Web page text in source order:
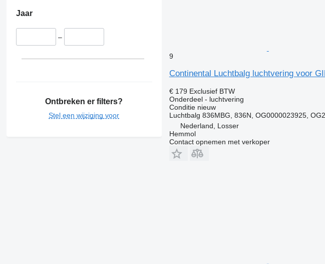
Jaar
–
Ontbreken er filters?
Stel een wijziging voor
9
Continental Luchtbalg luchtvering voor
€ 179 Exclusief BTW
Onderdeel - luchtvering
Conditienieuw
Luchtbalg 836MBG, 836N, OG0000023925,
Nederland, Losser
Hemmol
Contact opnemen met verkoper